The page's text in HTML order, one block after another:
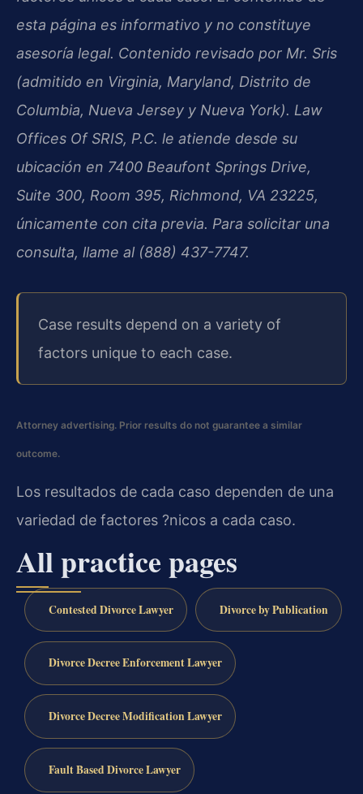
esta página es informativo y no constituye
asesoría legal. Contenido revisado por Mr. Sris
(admitido en Virginia, Maryland, Distrito de
Columbia, Nueva Jersey y Nueva York). Law
Offices Of SRIS, P.C. le atiende desde su
ubicación en 7400 Beaufont Springs Drive,
Suite 300, Room 395, Richmond, VA 23225,
únicamente con cita previa. Para solicitar una
consulta, llame al (888) 437-7747.
Case results depend on a variety of
factors unique to each case.
Attorney advertising. Prior results do not guarantee a similar
outcome.
Los resultados de cada caso dependen de una
variedad de factores ?nicos a cada caso.
All practice pages
Contested Divorce Lawyer Divorce by Publication
Divorce Decree Enforcement Lawyer
Divorce Decree Modification Lawyer
Fault Based Divorce Lawyer